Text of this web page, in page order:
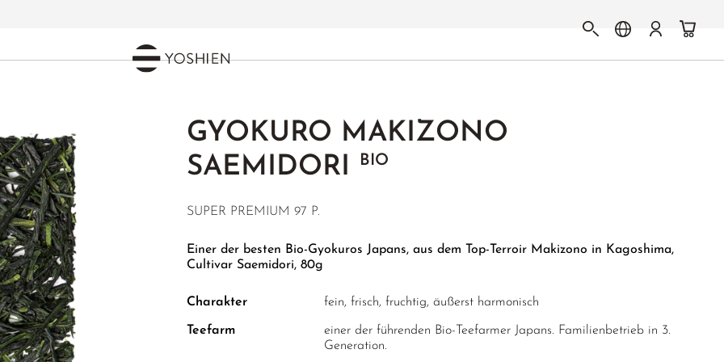
GYOKURO MAKIZONO
SAEMIDORI
BIO
SUPER PREMIUM 97 P.
Einer der besten Bio-Gyokuros Japans, aus dem Top-Terroir Makizono in Kagoshima,
Cultivar Saemidori, 80g
Charakter fein, frisch, fruchtig, äußerst harmonisch
Teefarm
einer der führenden Bio-Teefarmer Japans. Familienbetrieb in 3.
Generation.